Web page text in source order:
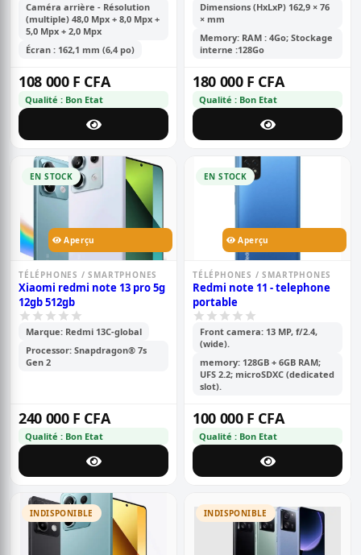
Caméra arrière - Résolution
(multiple) 48,0 Mpx + 8,0 Mpx +
5,0 Mpx + 2,0 Mpx
Écran : 162,1 mm (6,4 po)
108 000 F CFA
Qualité : Bon Etat
Dimensions (HxLxP) 162,9 × 76
× mm
Memory: RAM : 4Go; Stockage
interne :128Go
180 000 F CFA
Qualité : Bon Etat
EN STOCK
Aperçu
TÉLÉPHONES / SMARTPHONES
Xiaomi redmi note 13 pro 5g
12gb 512gb
Marque: Redmi 13C-global
Processor: Snapdragon® 7s
Gen 2
240 000 F CFA
Qualité : Bon Etat
EN STOCK
Aperçu
TÉLÉPHONES / SMARTPHONES
Redmi note 11 - telephone
portable
Front camera: 13 MP, f/2.4,
(wide).
memory: 128GB + 6GB RAM;
UFS 2.2; microSDXC (dedicated
slot).
100 000 F CFA
Qualité : Bon Etat
INDISPONIBLE INDISPONIBLE